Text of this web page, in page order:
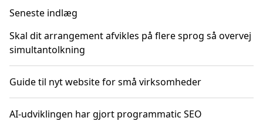
Seneste indlæg
Skal dit arrangement afvikles på flere sprog så overvej
simultantolkning
Guide til nyt website for små virksomheder
AI-udviklingen har gjort programmatic SEO